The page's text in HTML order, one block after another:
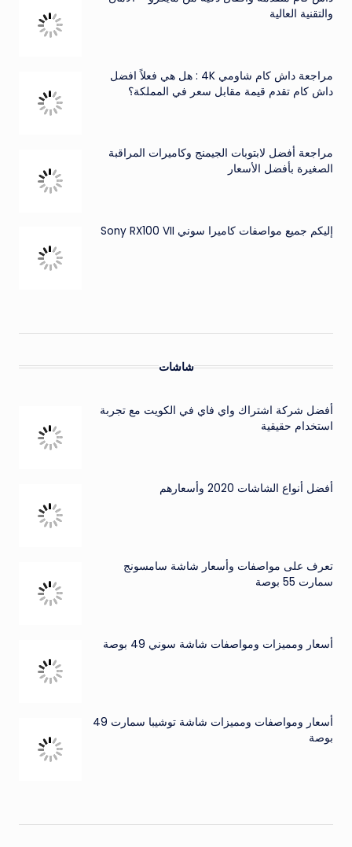
والتقنية العالية
مراجعة داش كام شاومي 4K : هل هي فعلاً افضل
داش كام تقدم قيمة مقابل سعر في المملكة؟
مراجعة أفضل لابتوبات الجيمنج وكاميرات المراقبة
الصغيرة بأفضل الأسعار
إليكم جميع مواصفات كاميرا سوني Sony RX100 VII
شاشات
أفضل شركة اشتراك واي فاي في الكويت مع تجربة
استخدام حقيقية
أفضل أنواع الشاشات 2020 وأسعارهم
تعرف على مواصفات وأسعار شاشة سامسونج
سمارت 55 بوصة
أسعار ومميزات ومواصفات شاشة سوني 49 بوصة
أسعار ومواصفات ومميزات شاشة توشيبا سمارت 49
بوصة